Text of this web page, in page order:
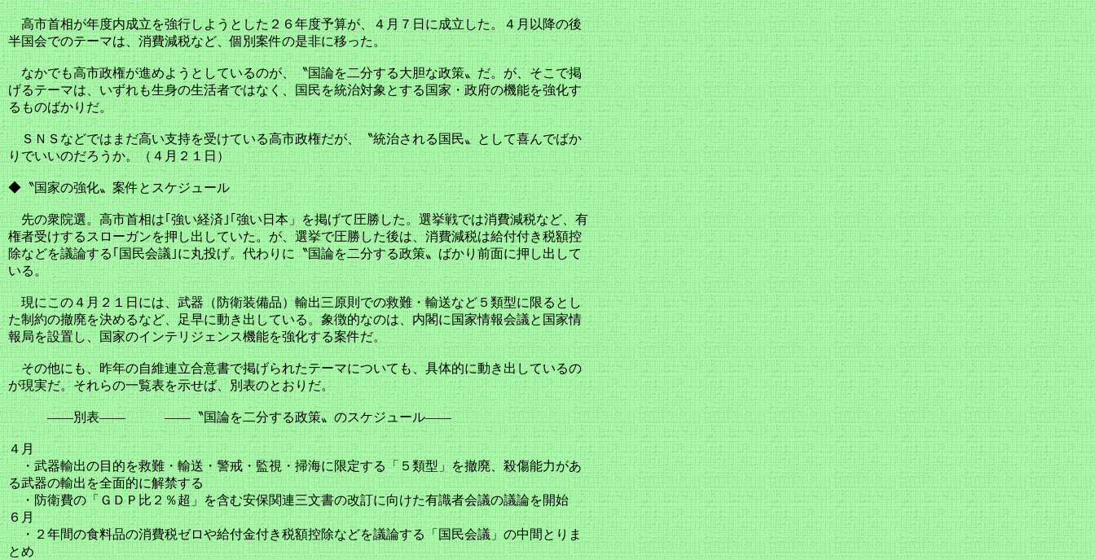
高市首相が年度内成立を強行しようとした２６年度予算が、４月７日に成立した。４月以降の後
半国会でのテーマは、消費減税など、個別案件の是非に移った。
なかでも高市政権が進めようとしているのが、〝国論を二分する大胆な政策〟だ。が、そこで掲
げるテーマは、いずれも生身の生活者ではなく、国民を統治対象とする国家・政府の機能を強化す
るものばかりだ。
ＳＮＳなどではまだ高い支持を受けている高市政権だが、〝統治される国民〟として喜んでばか
りでいいのだろうか。（４月２１日）
◆〝国家の強化〟案件とスケジュール
先の衆院選。高市首相は｢強い経済｣｢強い日本」を掲げて圧勝した。選挙戦では消費減税など、有
権者受けするスローガンを押し出していた。が、選挙で圧勝した後は、消費減税は給付付き税額控
除などを議論する｢国民会議｣に丸投げ。代わりに〝国論を二分する政策〟ばかり前面に押し出して
いる。
現にこの４月２１日には、武器（防衛装備品）輸出三原則での救難・輸送など５類型に限るとし
た制約の撤廃を決めるなど、足早に動き出している。象徴的なのは、内閣に国家情報会議と国家情
報局を設置し、国家のインテリジェンス機能を強化する案件だ。
その他にも、昨年の自維連立合意書で掲げられたテーマについても、具体的に動き出しているの
が現実だ。それらの一覧表を示せば、別表のとおりだ。
――別表―― ――〝国論を二分する政策〟のスケジュール――
４月
・武器輸出の目的を救難・輸送・警戒・監視・掃海に限定する「５類型」を撤廃、殺傷能力があ
る武器の輸出を全面的に解禁する
・防衛費の「ＧＤＰ比２％超」を含む安保関連三文書の改訂に向けた有識者会議の議論を開始
６月
・２年間の食料品の消費税ゼロや給付金付き税額控除などを議論する「国民会議」の中間とりま
とめ